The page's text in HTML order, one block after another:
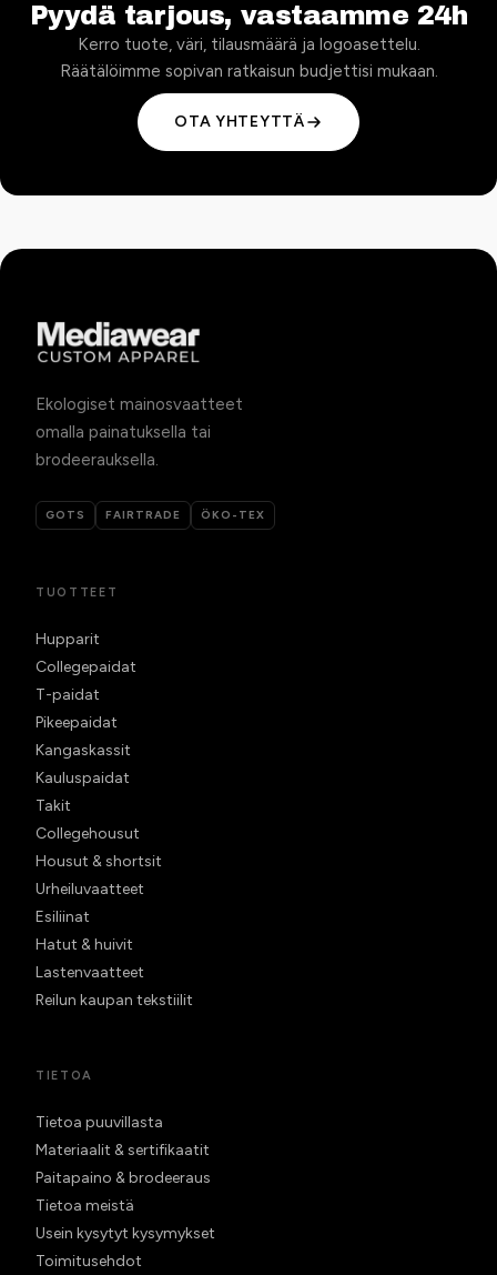
Pyydä tarjous, vastaamme 24h
Kerro tuote, väri, tilausmäärä ja logoasettelu.
Räätälöimme sopivan ratkaisun budjettisi mukaan.
OTA YHTEYTTÄ
Ekologiset mainosvaatteet
omalla painatuksella tai
brodeerauksella.
GOTS FAIRTRADE ÖKO-TEX
TUOTTEET
Hupparit
Collegepaidat
T-paidat
Pikeepaidat
Kangaskassit
Kauluspaidat
Takit
Collegehousut
Housut & shortsit
Urheiluvaatteet
Esiliinat
Hatut & huivit
Lastenvaatteet
Reilun kaupan tekstiilit
TIETOA
Tietoa puuvillasta
Materiaalit & sertifikaatit
Paitapaino & brodeeraus
Tietoa meistä
Usein kysytyt kysymykset
Toimitusehdot